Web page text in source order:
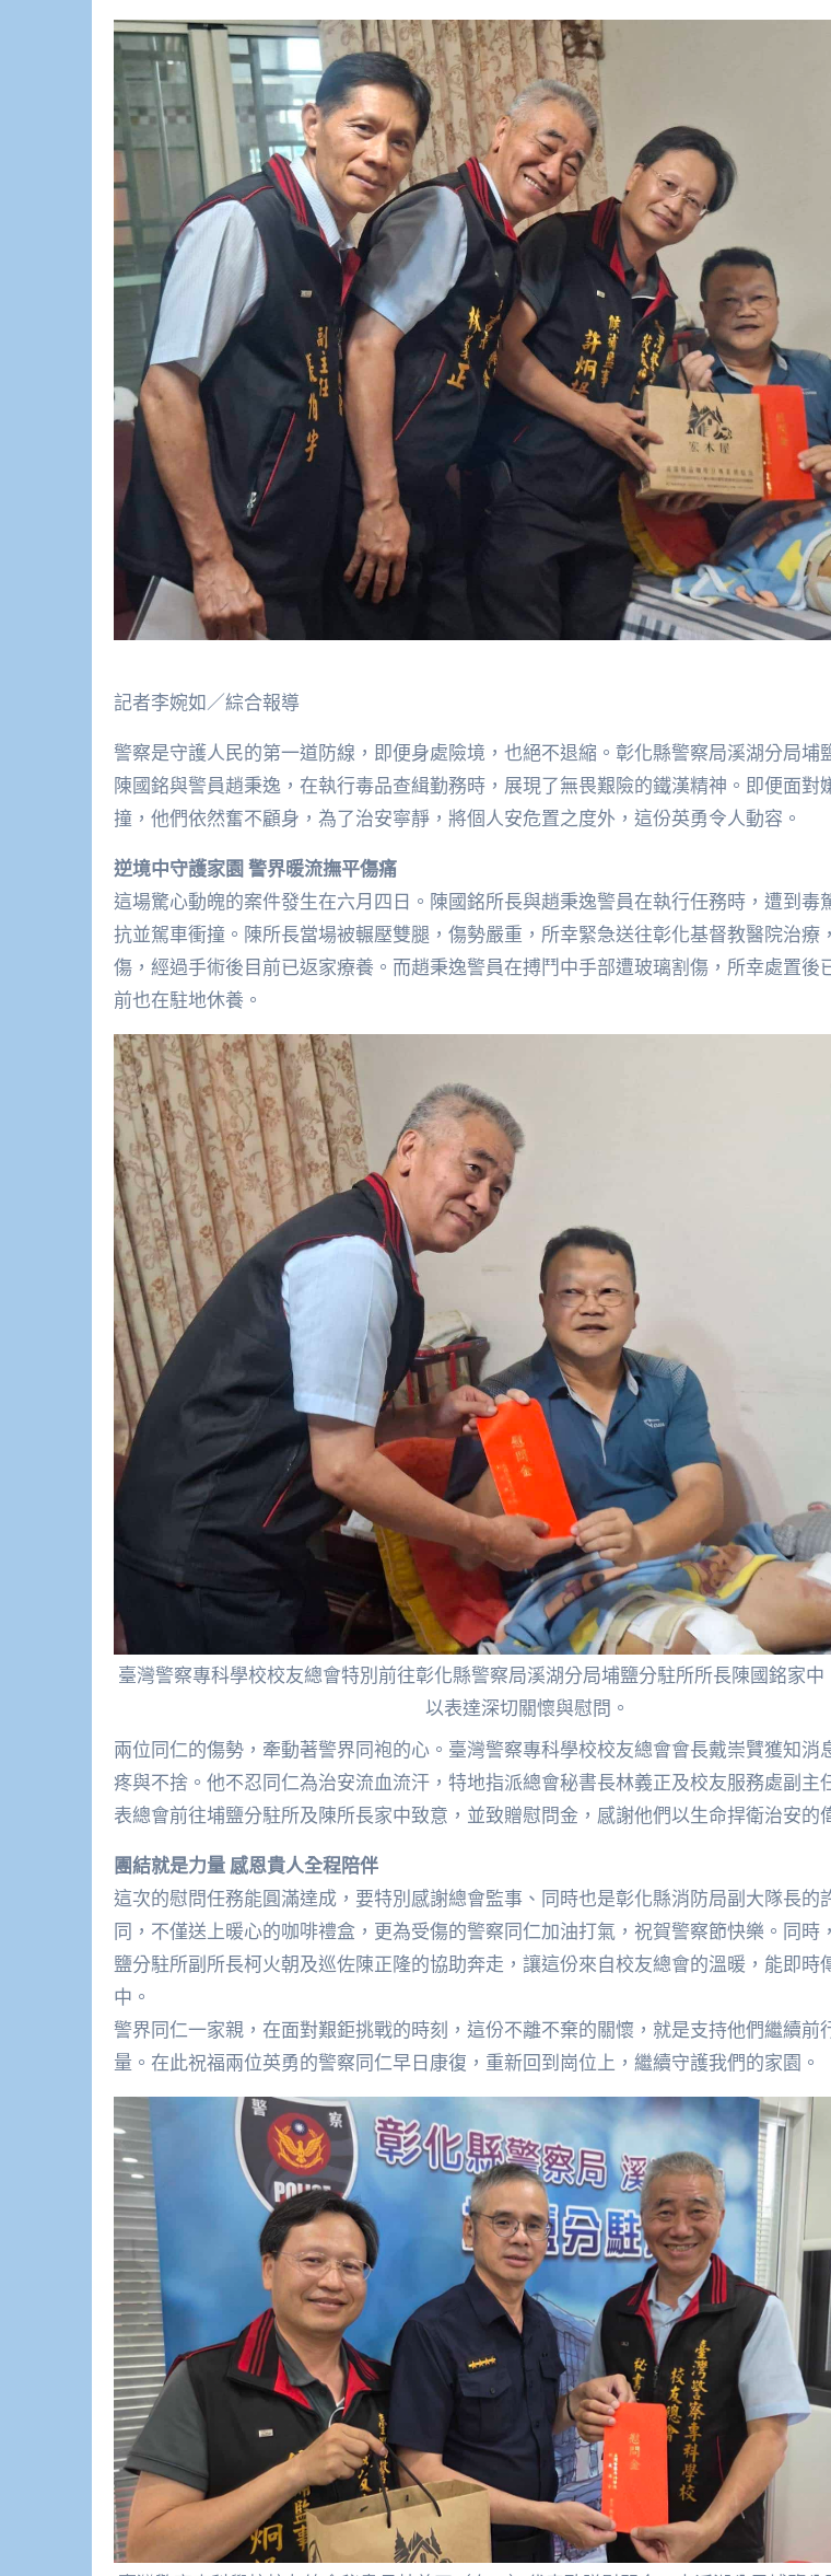
記者李婉如／綜合報導
警察是守護人民的第一道防線，即便身處險境，也絕不退縮。彰化縣警察局溪湖分局埔
陳國銘與警員趙秉逸，在執行毒品查緝勤務時，展現了無畏艱險的鐵漢精神。即便面對
撞，他們依然奮不顧身，為了治安寧靜，將個人安危置之度外，這份英勇令人動容。
逆境中守護家園 警界暖流撫平傷痛
這場驚心動魄的案件發生在六月四日。陳國銘所長與趙秉逸警員在執行任務時，遭到毒
抗並駕車衝撞。陳所長當場被輾壓雙腿，傷勢嚴重，所幸緊急送往彰化基督教醫院治療
傷，經過手術後目前已返家療養。而趙秉逸警員在搏鬥中手部遭玻璃割傷，所幸處置後
前也在駐地休養。
臺灣警察專科學校校友總會特別前往彰化縣警察局溪湖分局埔鹽分駐所所長陳國銘家
以表達深切關懷與慰問。
兩位同仁的傷勢，牽動著警界同袍的心。臺灣警察專科學校校友總會會長戴崇贒獲知消
疼與不捨。他不忍同仁為治安流血流汗，特地指派總會秘書長林義正及校友服務處副主
表總會前往埔鹽分駐所及陳所長家中致意，並致贈慰問金，感謝他們以生命捍衛治安的
團結就是力量 感恩貴人全程陪伴
這次的慰問任務能圓滿達成，要特別感謝總會監事、同時也是彰化縣消防局副大隊長的
同，不僅送上暖心的咖啡禮盒，更為受傷的警察同仁加油打氣，祝賀警察節快樂。同時
鹽分駐所副所長柯火朝及巡佐陳正隆的協助奔走，讓這份來自校友總會的溫暖，能即時
中。
警界同仁一家親，在面對艱鉅挑戰的時刻，這份不離不棄的關懷，就是支持他們繼續前
量。在此祝福兩位英勇的警察同仁早日康復，重新回到崗位上，繼續守護我們的家園。